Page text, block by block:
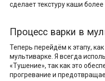
сделает текстуру каши
Процесс варки в
Теперь перейдём к этапу,
мультиварке. Я всегда
«Тушение», так как это
прогревание и